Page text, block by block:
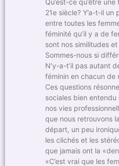
21e siècle? Y’a-t-il un
entre toutes les
féminité qu’il y a de
sont nos similitudes
Sommes-nous si
N’y-a-t’il pas autant
féminin en chacun de
Ces questions
sociales bien
nos vies
que nous retrouvons
départ, un peu
les clichés et les
que jamais ont la
«C’est vrai que les